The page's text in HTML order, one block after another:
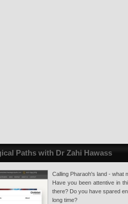
Paths with Dr Zahi Hawass
Calling Pharaoh's land - what
Have you been attentive in
there? Do you have spared
long time?